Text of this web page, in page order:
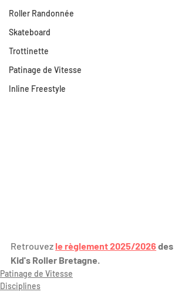
Roller Randonnée
Skateboard
Trottinette
Patinage de Vitesse
Inline Freestyle
Retrouvez le règlement 2025/2026 des
Kid's Roller Bretagne
Patinage de Vitesse
Disciplines